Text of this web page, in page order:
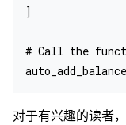
]
# Call the
对于有兴趣的读者